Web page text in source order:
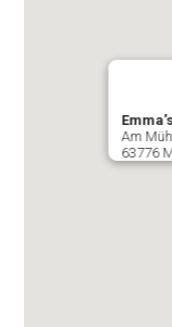
Am
63776